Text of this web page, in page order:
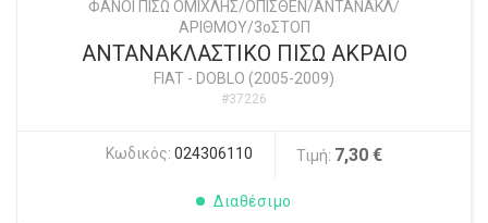
ΦΑΝΟΙ ΠΙΣΩ ΟΜΙΧΛΗΣ/ΟΠΙΣΘΕΝ/ΑΝΤΑΝΑΚΛ/
ΑΡΙΘΜΟΥ/3οΣΤΟΠ
ΑΝΤΑΝΑΚΛΑΣΤΙΚΟ ΠΙΣΩ ΑΚΡΑΙΟ
FIAT - DOBLO (2005-2009)
#37226
Κωδικός: 024306110 Τιμή: 7,30 €
Διαθέσιμο